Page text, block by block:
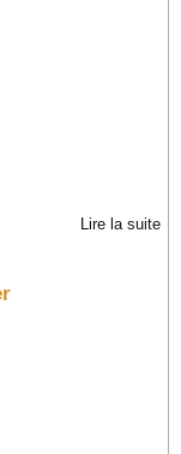
Lire la suite